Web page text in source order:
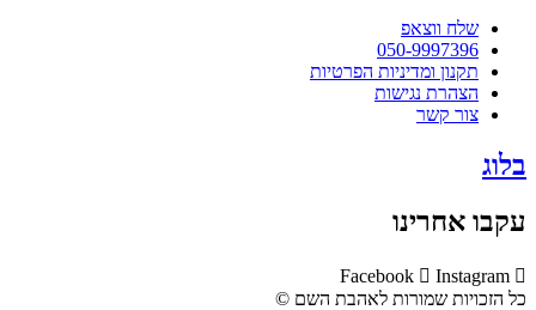
שלח ווצאפ
050-9997396
תקנון ומדיניות הפרטיות
הצהרת נגישות
צור קשר
בלוג
עקבו אחרינו
Facebook
Instagram
כל הזכויות שמורות לאהבת השם ©​